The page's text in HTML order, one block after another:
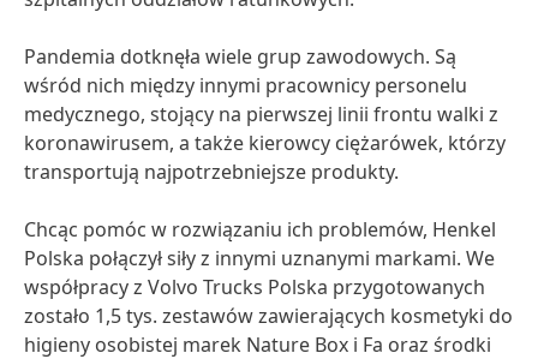
Pandemia dotknęła wiele grup zawodowych. Są
wśród nich między innymi pracownicy personelu
medycznego, stojący na pierwszej linii frontu walki z
koronawirusem, a także kierowcy ciężarówek, którzy
transportują najpotrzebniejsze produkty.
Chcąc pomóc w rozwiązaniu ich problemów, Henkel
Polska połączył siły z innymi uznanymi markami. We
współpracy z Volvo Trucks Polska przygotowanych
zostało 1,5 tys. zestawów zawierających kosmetyki do
higieny osobistej marek Nature Box i Fa oraz środki